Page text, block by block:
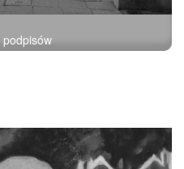
podpisów